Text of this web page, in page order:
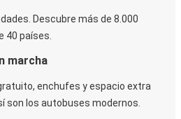
Descubre más de 8.000
40 países.
marcha
enchufes y espacio extra
son los autobuses modernos.